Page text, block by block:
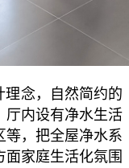
理念，自然简约的
厅内设有净水生活
等，把全屋净水系
家庭生活化氛围